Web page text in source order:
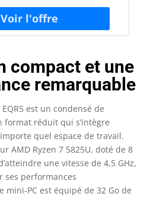
compact et une
remarquable
est un condensé de
format réduit qui s’intègre
quel espace de travail.
AMD Ryzen 7 5825U, doté de 8
une vitesse de 4,5 GHz,
ses performances
mini-PC est équipé de 32 Go de